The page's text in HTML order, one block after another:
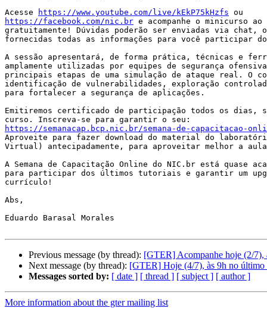
Acesse
https://www.youtube.com/live/kEkP75kHzfs
https://facebook.com/nic.br e acompanhe o minicurso
gratuitamente! Dúvidas poderão ser enviadas via chat,
fornecidas todas as informações para você participar
A sessão apresentará, de forma prática, técnicas e
amplamente utilizadas por equipes de segurança
principais etapas de uma simulação de ataque real. O
identificação de vulnerabilidades, exploração
para fortalecer a segurança de aplicações.
Emitiremos certificado de participação todos os dias,
https://semanacap.bcp.nic.br/semana-de-capacitacao-
Aproveite para fazer download do material do
Virtual) antecipadamente, para aproveitar melhor a
A Semana de Capacitação Online do NIC.br está quase
para participar dos últimos tutoriais e garantir um
currículo!
Abs,
Eduardo Barasal Morales
Previous message (by thread): [GTER] Acompanhe hoje (2/7),
Next message (by thread): [GTER] Hoje (4/7), às 9h no último
Messages sorted by: [ date ] [ thread ] [ subject ] [ author ]
More information about the gter mailing list